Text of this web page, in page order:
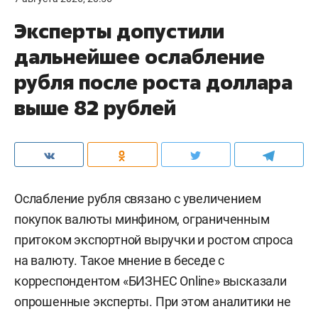
Эксперты допустили
дальнейшее ослабление
рубля после роста доллара
выше 82 рублей
Ослабление рубля связано с увеличением
покупок валюты минфином, ограниченным
притоком экспортной выручки и ростом спроса
на валюту. Такое мнение в беседе с
корреспондентом «БИЗНЕС Online» высказали
опрошенные эксперты. При этом аналитики не